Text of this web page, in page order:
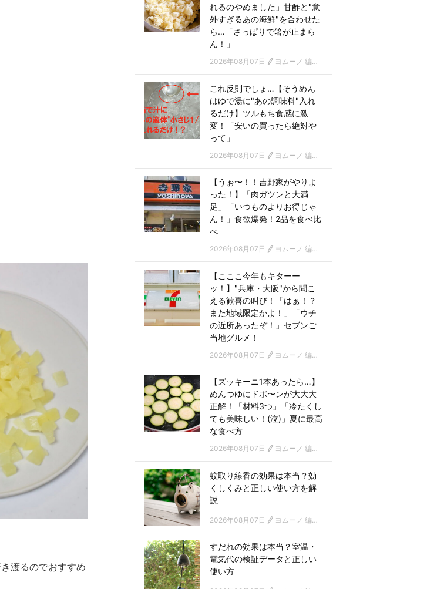
渡るのでおすすめ
れるのやめました」甘酢と"意
外すぎるあの海鮮"を合わせた
ら…「さっぱりで箸が止まら
ん！」
2026年08月07日 ヨムーノ 編集部
これ反則でしょ…【そうめん
はゆで湯に"あの調味料"入れ
るだけ】ツルもち食感に激
変！「安いの買ったら絶対や
って」
2026年08月07日 ヨムーノ 編集部
【うぉ〜！！吉野家がやりよ
った！】「肉ガツンと大満
足」「いつものよりお得じゃ
ん！」食欲爆発！2品を食べ比
べ
2026年08月07日 ヨムーノ 編集部
【こここ今年もキターー
ッ！】"兵庫・大阪"から聞こ
える歓喜の叫び！「はぁ！？
また地域限定かよ！」「ウチ
の近所あったぞ！」セブンご
当地グルメ！
2026年08月07日 ヨムーノ 編集部
【ズッキーニ1本あったら…】
めんつゆにドボ〜ンが大大大
正解！「材料3つ」「冷たくし
ても美味しい！(泣)」夏に最高
な食べ方
2026年08月07日 ヨムーノ 編集部
蚊取り線香の効果は本当？効
くしくみと正しい使い方を解
説
2026年08月07日 ヨムーノ 編集部
すだれの効果は本当？室温・
電気代の検証データと正しい
使い方